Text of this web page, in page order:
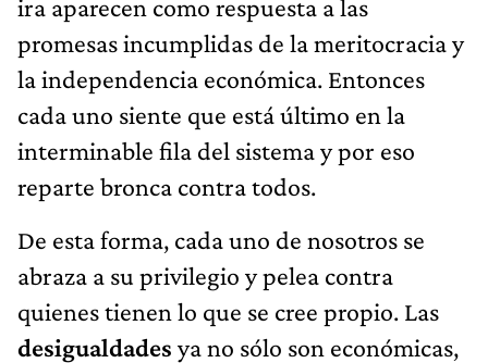
ira aparecen como respuesta a las
promesas incumplidas de la meritocracia y
la independencia económica. Entonces
cada uno siente que está último en la
interminable fila del sistema y por eso
reparte bronca contra todos.
De esta forma, cada uno de nosotros se
abraza a su privilegio y pelea contra
quienes tienen lo que se cree propio. Las
desigualdades ya no sólo son económicas,